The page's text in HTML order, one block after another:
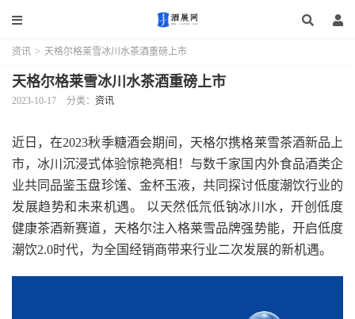
资讯 > 天格尔格莱雪冰川水茶酒重磅上市
天格尔格莱雪冰川水茶酒重磅上市
2023-10-17 分类： 资讯
近日，在2023秋季糖酒会期间，天格尔携格莱雪茶酒新品上
市，冰川沉浸式体验惊艳亮相！与数千家国内外食品酒类企
业共同品鉴玉盘珍馐、金杯玉液，共同探讨低度潮饮行业的
发展趋势和未来机遇。 以天然低氘低钠冰川水，开创低度
健康茶酒新赛道，天格尔注入格莱雪品牌强势能，开启低度
潮饮2.0时代，为全国经销商带来行业二次发展的新机遇。